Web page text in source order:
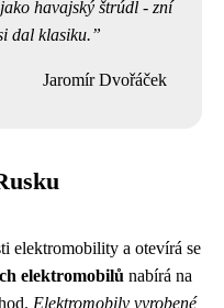
havajský štrúdl - zní
dal klasiku.
Jaromír Dvořáček
elektromobility a otevírá se
elektromobilů nabírá na
Elektromobily vyrobené